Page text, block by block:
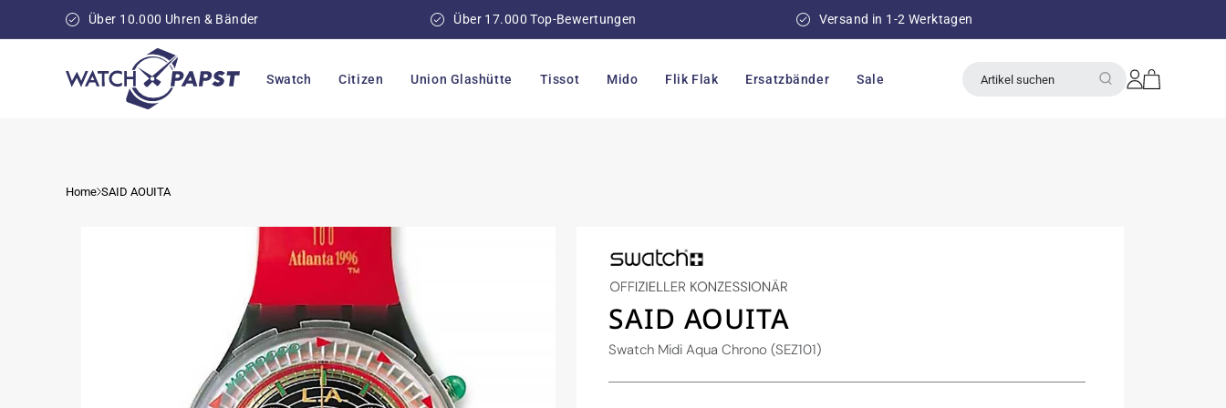
Über 10.000 Uhren & Bänder Über 17.000 Top-Bewertungen Versand in 1-2 Werktagen
Swatch Citizen Union Glashütte Tissot Mido Flik Flak Ersatzbänder Sale Artikel suchen Einloggen
Warenkorb
Home SAID AOUITA
SAID AOUITA
Swatch Midi Aqua Chrono (SEZ101)